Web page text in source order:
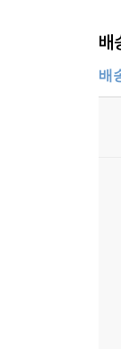
배
배